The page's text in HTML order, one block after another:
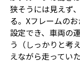
狭そうには見えず
る。Xフレームの
設定でき、車両の
う（しっかりと考
えながら走ってい